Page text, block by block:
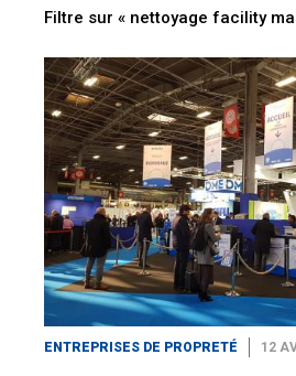
Filtre sur « nettoyage facility
ENTREPRISES DE PROPRETÉ 12